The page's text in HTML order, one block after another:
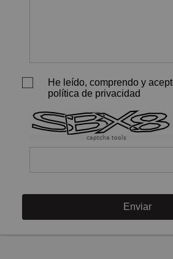
He leído, comprendo y
política de privacidad
captcha tools
Enviar